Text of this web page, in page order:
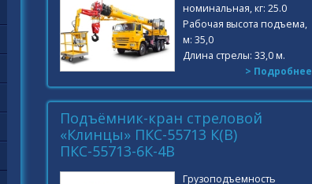
номинальная, кг: 25.0
Рабочая высота подъема,
м: 35,0
Длина стрелы: 33,0 м.
> Подробнее
Подъёмник-кран стреловой
«Клинцы» ПКС-55713 К(В)
ПКС-55713-6К-4В
Грузоподъемность